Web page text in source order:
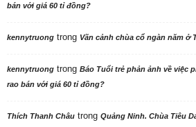
bán với giá 60 tỉ đồng?
kennytruong trong Vãn cảnh chùa cổ ngàn năm ở
kennytruong trong Báo Tuổi trẻ phản ảnh về việc
rao bán với giá 60 tỉ đồng?
Thích Thanh Châu trong Quảng Ninh. Chùa Tiêu